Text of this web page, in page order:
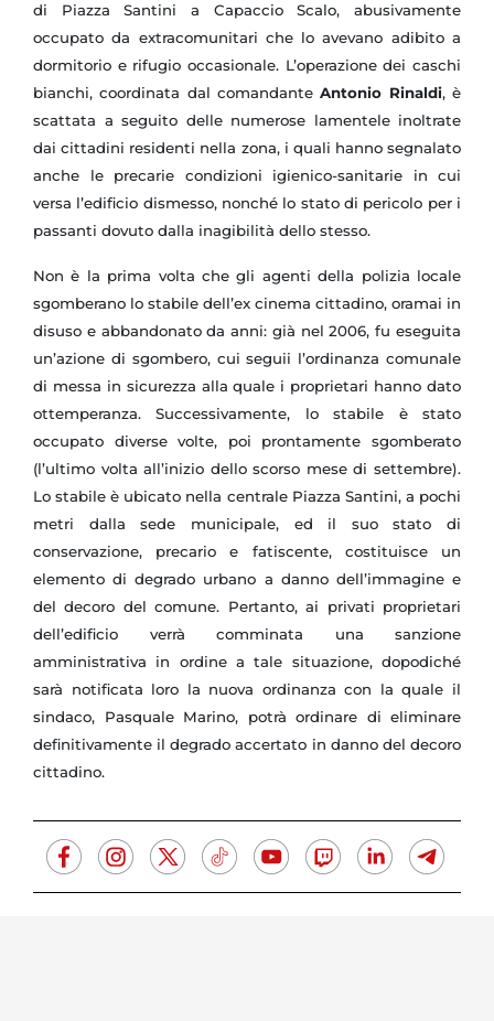
di Piazza Santini a Capaccio Scalo, abusivamente
occupato da extracomunitari che lo avevano adibito a
dormitorio e rifugio occasionale. L’operazione dei caschi
bianchi, coordinata dal comandanteAntonio Rinaldi, è
scattata a seguito delle numerose lamentele inoltrate
dai cittadini residenti nella zona, i quali hanno segnalato
anche le precarie condizioni igienico-sanitarie in cui
versa l’edificio dismesso, nonché lo stato di pericolo per i
passanti dovuto dalla inagibilità dello stesso.
Non è la prima volta che gli agenti della polizia locale
sgomberano lo stabile dell’ex cinema cittadino, oramai in
disuso e abbandonato da anni: già nel 2006, fu eseguita
un’azione di sgombero, cui seguii l’ordinanza comunale
di messa in sicurezza alla quale i proprietari hanno dato
ottemperanza. Successivamente, lo stabile è stato
occupato diverse volte, poi prontamente sgomberato
(l’ultimo volta all’inizio dello scorso mese di settembre).
Lo stabile è ubicato nella centrale Piazza Santini, a pochi
metri dalla sede municipale, ed il suo stato di
conservazione, precario e fatiscente, costituisce un
elemento di degrado urbano a danno dell’immagine e
del decoro del comune. Pertanto, ai privati proprietari
dell’edificio verrà comminata una sanzione
amministrativa in ordine a tale situazione, dopodiché
sarà notificata loro la nuova ordinanza con la quale il
sindaco, Pasquale Marino, potrà ordinare di eliminare
definitivamente il degrado accertato in danno del decoro
cittadino.